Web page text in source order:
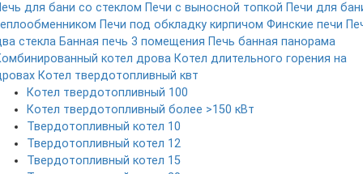
для бани со стеклом Печи с выносной топкой Печи для
Печи под обкладку кирпичом Финские печи
стекла Банная печь 3 помещения Печь банная панорама
котел дрова Котел длительного горения на
Котел твердотопливный квт
Котел твердотопливный 100
Котел твердотопливный более >150 кВт
Твердотопливный котел 10
Твердотопливный котел 12
Твердотопливный котел 15